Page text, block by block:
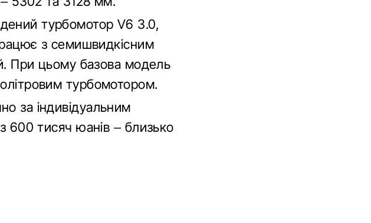
турбомотор V6 3.0,
з семишвидкісним
При цьому базова модель
турбомотором.
за індивідуальним
600 тисяч юанів – близько